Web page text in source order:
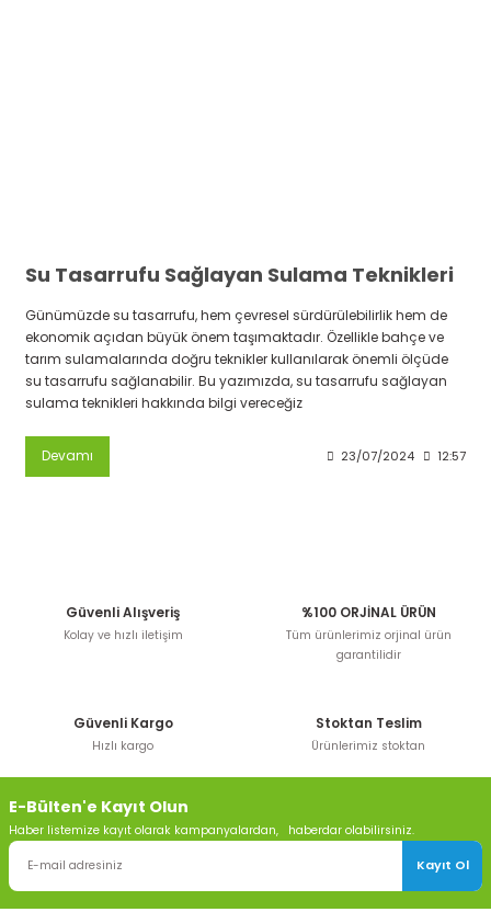
Su Tasarrufu Sağlayan Sulama Teknikleri
Günümüzde su tasarrufu, hem çevresel sürdürülebilirlik hem de
ekonomik açıdan büyük önem taşımaktadır. Özellikle bahçe ve
tarım sulamalarında doğru teknikler kullanılarak önemli ölçüde
su tasarrufu sağlanabilir. Bu yazımızda, su tasarrufu sağlayan
sulama teknikleri hakkında bilgi vereceğiz
Devamı 23/07/2024 12:57
Güvenli Alışveriş
Kolay ve hızlı iletişim
%100 ORJİNAL ÜRÜN
Tüm ürünlerimiz orjinal ürün
garantilidir
Güvenli Kargo
Hızlı kargo
Stoktan Teslim
Ürünlerimiz stoktan
E-Bülten'e Kayıt Olun
Haber listemize kayıt olarak kampanyalardan, haberdar olabilirsiniz.
Kayıt Ol